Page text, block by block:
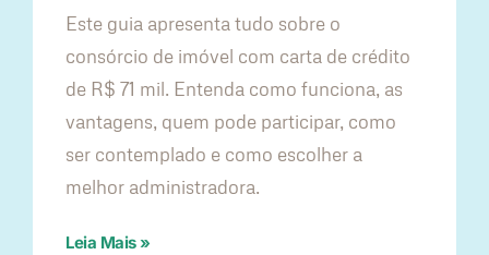
Este guia apresenta tudo sobre o
consórcio de imóvel com carta de crédito
de R$ 71 mil. Entenda como funciona, as
vantagens, quem pode participar, como
ser contemplado e como escolher a
melhor administradora.
Leia Mais »